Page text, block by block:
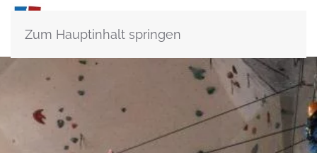
Zum Hauptinhalt springen